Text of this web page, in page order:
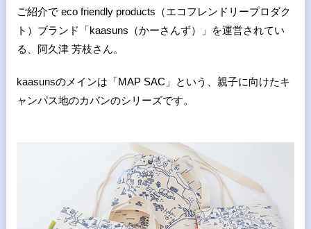
ご紹介で eco friendly products（エコフレンドリープロダク
ト）ブランド「kaasuns（かーさんず）」を運営されてい
る、阿久津 芳枝さん。
kaasunsのメインは「MAP SAC」という、親子に向けたキ
ャンパス地のカバンのシリーズです。